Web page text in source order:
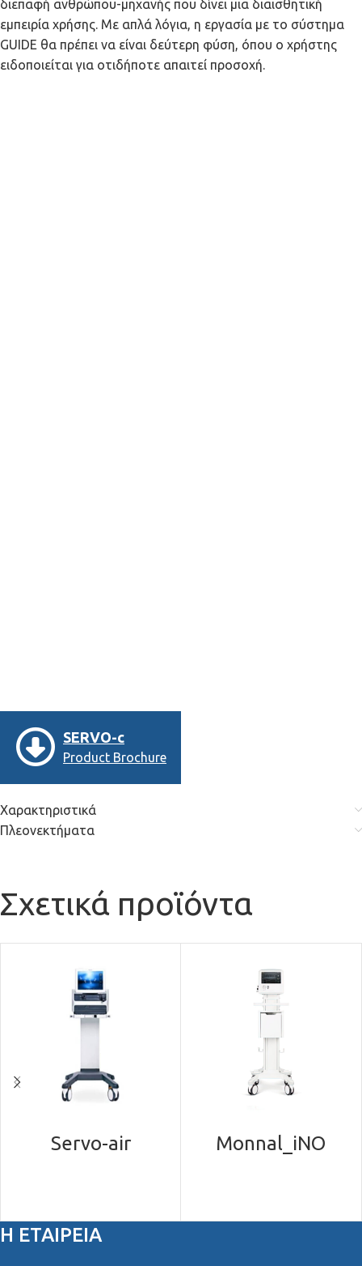
διεπαφή ανθρώπου-μηχανής που δίνει μια διαισθητική
εμπειρία χρήσης. Με απλά λόγια, η εργασία με το σύστημα
GUIDE θα πρέπει να είναι δεύτερη φύση, όπου ο χρήστης
ειδοποιείται για οτιδήποτε απαιτεί προσοχή.
SERVO-c
Product Brochure
Χαρακτηριστικά
Πλεονεκτήματα
Σχετικά προϊόντα
Servo-air Monnal_iNO
Η ΕΤΑΙΡΕΙΑ